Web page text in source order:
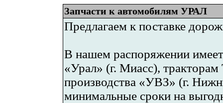
Запчасти к автомобилям УРАЛ
Предлагаем к поставке
В нашем распоряжении
«Урал» (г. Миасс),
производства «УВЗ» (г.
минимальные сроки на